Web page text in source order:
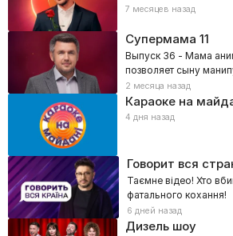
7 месяцев назад
Супермама 11
Выпуск 36 - Мама
позволяет сыну
2 месяца назад
Караоке на
4 дня назад
Говорит вся
Таємне відео! Хто
фатального кохання!
6 дней назад
Дизель шоу